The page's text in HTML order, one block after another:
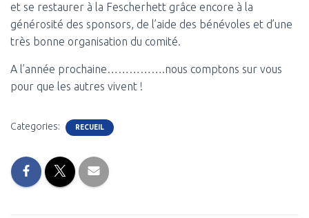
et se restaurer à la Fescherhett grâce encore à la
générosité des sponsors, de l’aide des bénévoles et d’une
très bonne organisation du comité.
A l’année prochaine…………….nous comptons sur vous
pour que les autres vivent !
Categories: RECUEIL